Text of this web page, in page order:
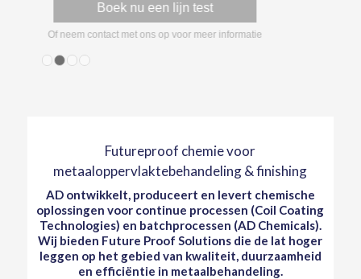
Plan een meeting
Of neem contact met ons op voor meer informatie
Futureproof chemie voor
metaaloppervlaktebehandeling & finishing
AD ontwikkelt, produceert en levert chemische
oplossingen voor continue processen (Coil Coating
Technologies) en batchprocessen (AD Chemicals).
Wij bieden Future Proof Solutions die de lat hoger
leggen op het gebied van kwaliteit, duurzaamheid
en efficiëntie in metaalbehandeling.